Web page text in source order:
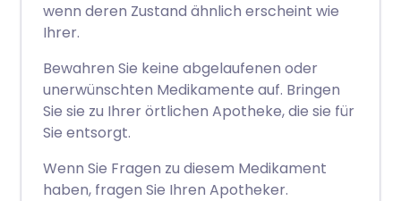
wenn deren Zustand ähnlich erscheint wie
Ihrer.
Bewahren Sie keine abgelaufenen oder
unerwünschten Medikamente auf. Bringen
Sie sie zu Ihrer örtlichen Apotheke, die sie für
Sie entsorgt.
Wenn Sie Fragen zu diesem Medikament
haben, fragen Sie Ihren Apotheker.